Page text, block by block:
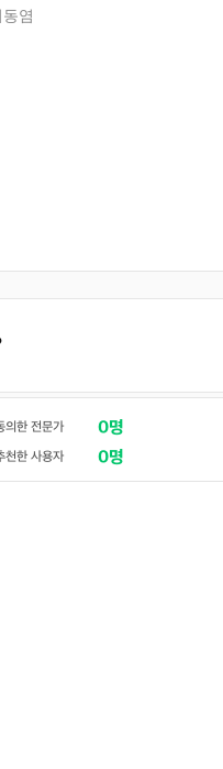
염
의한 전문가 0명
천한 사용자 0명